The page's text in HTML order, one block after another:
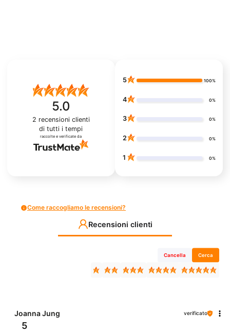
5.0
2 recensioni clienti
di tutti i tempi
raccolte e verificate da
5 100%
4 0%
3 0%
2 0%
1 0%
Come raccogliamo le recensioni?
Recensioni clienti
Cancella Cerca
Joanna Jung verificato
5